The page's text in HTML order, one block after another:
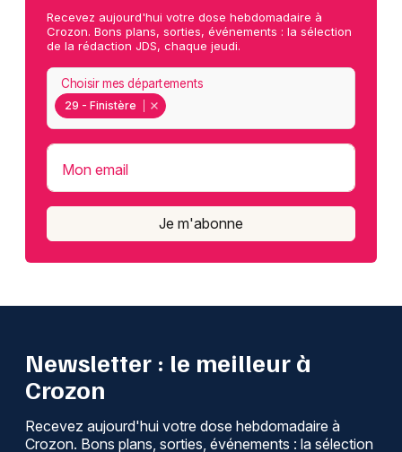
Recevez aujourd'hui votre dose hebdomadaire à
Crozon. Bons plans, sorties, événements : la sélection
de la rédaction JDS, chaque jeudi.
29 - Finistère
Choisir mes départements
Mon email
Je m'abonne
Newsletter : le meilleur à
Crozon
Recevez aujourd'hui votre dose hebdomadaire à
Crozon. Bons plans, sorties, événements : la sélection